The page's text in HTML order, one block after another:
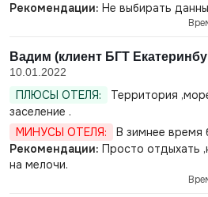
Рекомендации: Не выбирать
Вадим (клиент БГТ
10.01.2022
ПЛЮСЫ ОТЕЛЯ:
Территория
заселение .
МИНУСЫ ОТЕЛЯ:
В зимнее время
Рекомендации: Просто отдыхать
на мелочи.